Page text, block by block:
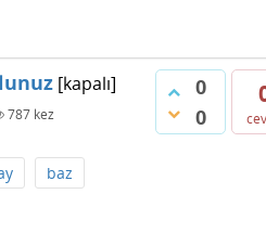
0
0
[kapalı]
787 kez
baz